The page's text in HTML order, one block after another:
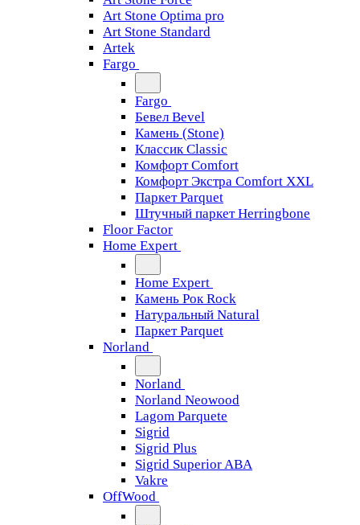
Art Stone Optima pro
Art Stone Standard
Artek
Fargo
Fargo
Бевел Bevel
Камень (Stone)
Классик Classic
Комфорт Comfort
Комфорт Экстра Comfort XXL
Паркет Parquet
Штучный паркет Herringbone
Floor Factor
Home Expert
Home Expert
Камень Рок Rock
Натуральный Natural
Паркет Parquet
Norland
Norland
Norland Neowood
Lagom Parquete
Sigrid
Sigrid Plus
Sigrid Superior ABA
Vakre
OffWood